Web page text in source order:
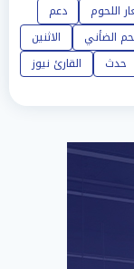
اللحوم
دعم
الضأني
الاثنين
حدث القارئ نيوز